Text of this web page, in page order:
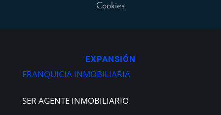
Cookies
EXPANSIÓN
FRANQUICIA INMOBILIARIA
SER AGENTE INMOBILIARIO